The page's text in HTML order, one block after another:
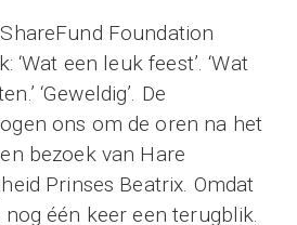
Foundation
‘Wat een leuk feest’. ‘Wat
‘Geweldig’. De
ons om de oren na het
bezoek van Hare
Prinses Beatrix. Omdat
één keer een terugblik.